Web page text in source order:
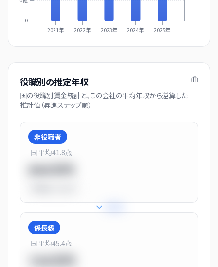
0
2021年 2022年 2023年 2024年 2025年
役職別の推定年収
国の役職別賃金統計と、この会社の平均年収から逆算した
推計値（昇進ステップ順）
非役職者
国 平均41.8歳
係長級
国 平均45.4歳